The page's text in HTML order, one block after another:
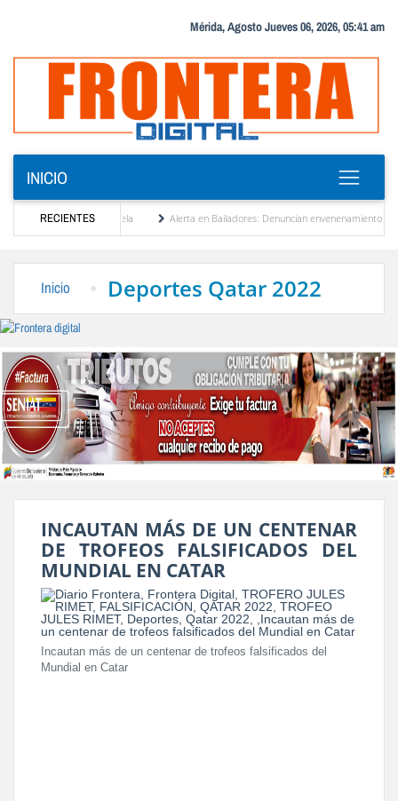
Mérida, Agosto Jueves 06, 2026, 05:41 am
INICIO
RECIENTES
de Venezuela
Alerta en Bailadores: Denuncian envenenamiento de
Inicio Deportes Qatar 2022
INCAUTAN MÁS DE UN CENTENAR
DE TROFEOS FALSIFICADOS DEL
MUNDIAL EN CATAR
Incautan más de un centenar de trofeos falsificados del
Mundial en Catar